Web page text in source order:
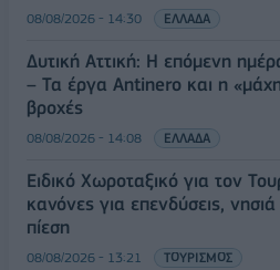
08/08/2026 - 14:30 ΕΛΛΑΔΑ
Δυτική Αττική: Η επόμενη
– Τα έργα Antinero και η
βροχές
08/08/2026 - 14:08 ΕΛΛΑΔΑ
Ειδικό Χωροταξικό για τον
κανόνες για επενδύσεις,
πίεση
08/08/2026 - 13:21 ΤΟΥΡΙΣΜΟΣ